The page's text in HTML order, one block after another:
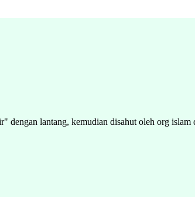
dengan lantang, kemudian disahut oleh org